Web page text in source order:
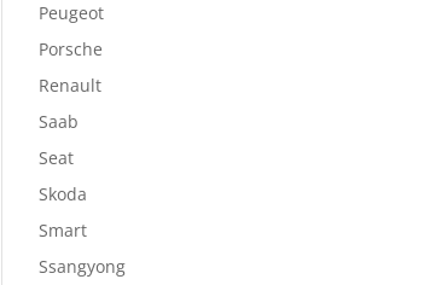
Peugeot
Porsche
Renault
Saab
Seat
Skoda
Smart
Ssangyong